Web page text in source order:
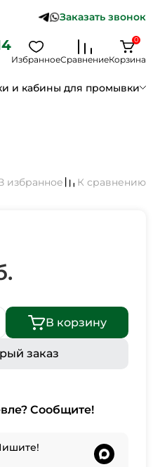
Заказать звонок
ИзбранноеСравнениеКорзина
0
и кабины для промывки
избранное К сравнению
В корзину
заказ
Сообщите!